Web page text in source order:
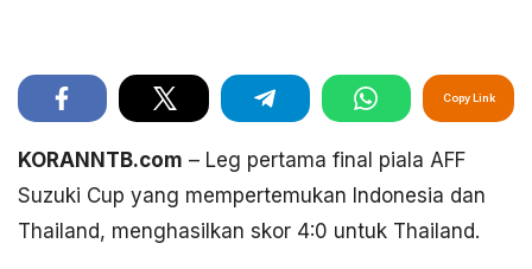
Copy Link
KORANNTB.com – Leg pertama final piala AFF
Suzuki Cup yang mempertemukan Indonesia dan
Thailand, menghasilkan skor 4:0 untuk Thailand.